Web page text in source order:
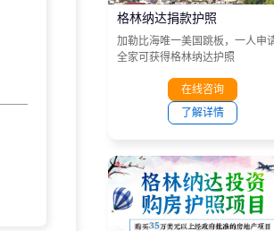
格林纳达捐款护照
加勒比海唯一美国跳板，一人申
全家可获得格林纳达护照
在线咨询
了解详情